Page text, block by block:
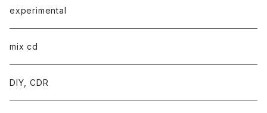
experimental
mix cd
DIY, CDR